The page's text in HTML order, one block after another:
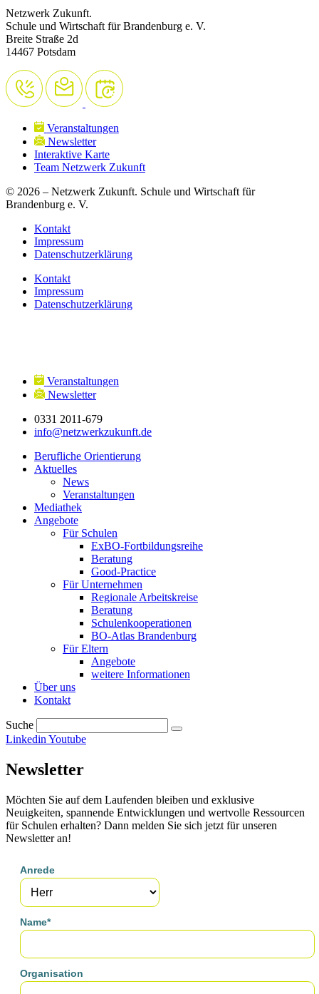
Netzwerk Zukunft.
Schule und Wirtschaft für Brandenburg e. V.
Breite Straße 2d
14467 Potsdam
Veranstaltungen
Newsletter
Interaktive Karte
Team Netzwerk Zukunft
© 2026 – Netzwerk Zukunft. Schule und Wirtschaft für
Brandenburg e. V.
Kontakt
Impressum
Datenschutzerklärung
Kontakt
Impressum
Datenschutzerklärung
Veranstaltungen
Newsletter
0331 2011-679
info@netzwerkzukunft.de
Berufliche Orientierung
Aktuelles
News
Veranstaltungen
Mediathek
Angebote
Für Schulen
ExBO-Fortbildungsreihe
Beratung
Good-Practice
Für Unternehmen
Regionale Arbeitskreise
Beratung
Schulenkooperationen
BO-Atlas Brandenburg
Für Eltern
Angebote
weitere Informationen
Über uns
Kontakt
Suche
Linkedin Youtube
Newsletter
Möchten Sie auf dem Laufenden bleiben und exklusive
Neuigkeiten, spannende Entwicklungen und wertvolle Ressourcen
für Schulen erhalten? Dann melden Sie sich jetzt für unseren
Newsletter an!
Anrede
Name*
Organisation